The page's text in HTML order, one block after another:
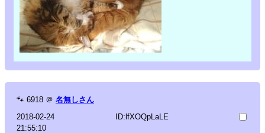
🐾 6918 ＠ 名無しさん
2018-02-24
21:55:10
ID:lfXOQpLaLE